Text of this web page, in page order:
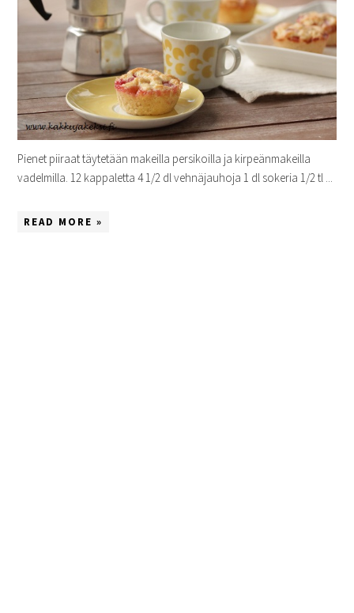
Pienet piiraat täytetään makeilla persikoilla ja kirpeänmakeilla
vadelmilla. 12 kappaletta 4 1/2 dl vehnäjauhoja 1 dl sokeria 1/2 tl ...
READ MORE »